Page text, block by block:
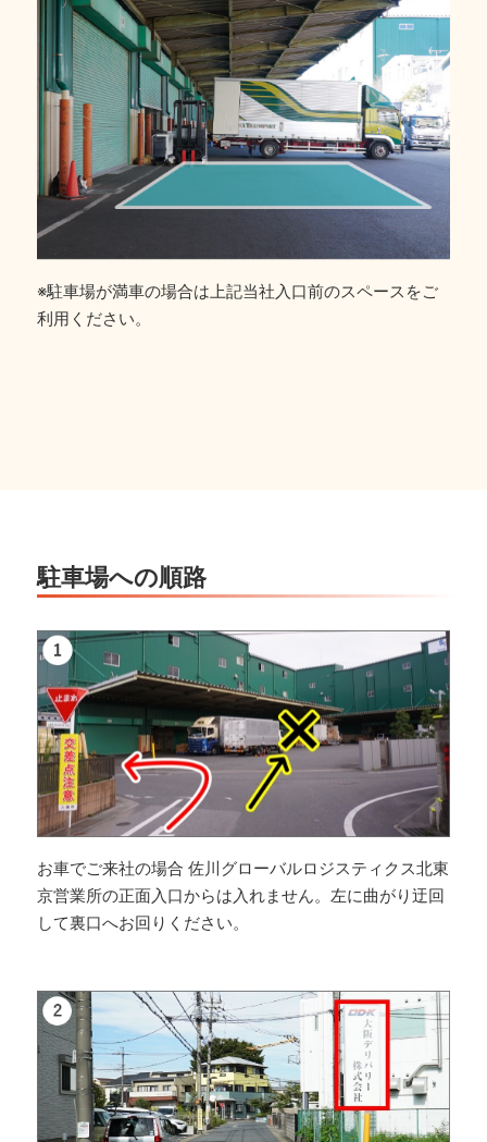
※駐車場が満車の場合は上記当社入口前のスペースをご
利用ください。
駐車場への順路
お車でご来社の場合 佐川グローバルロジスティクス北東
京営業所の正面入口からは入れません。左に曲がり迂回
して裏口へお回りください。